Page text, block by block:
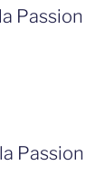
Passion
Passion